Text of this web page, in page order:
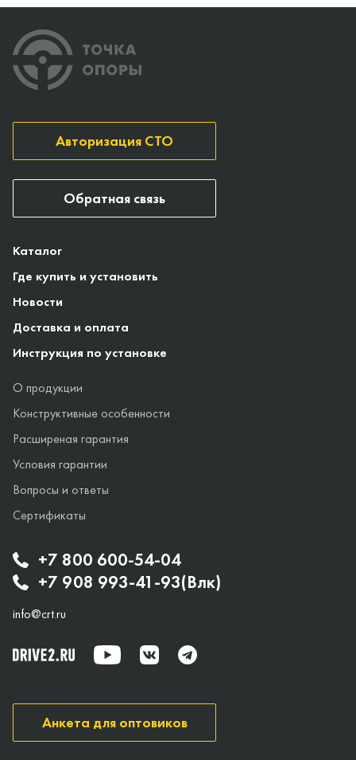
+7 800 600-54-04
+7 908 993-41-93(Влк)
info@crt.ru
Каталог
Где купить и установить
Новости
Доставка и оплата
Инструкция по установке
О продукции
Конструктивные особенности
Расширеная гарантия
Условия гарантии
Вопросы и ответы
Сертификаты
Авторизация СТО
Анкета для оптовиков
Обратная связь